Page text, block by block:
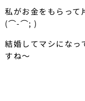
私がお金をもらって
(⌒-⌒; )
結婚してマシになっ
すね〜